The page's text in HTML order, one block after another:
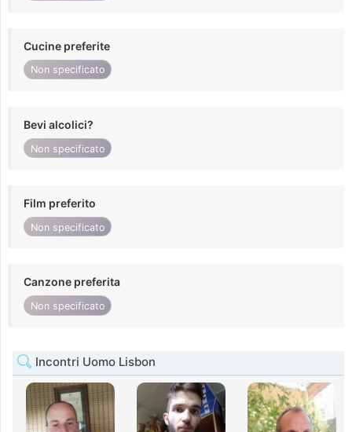
Cucine preferite
Non specificato
Bevi alcolici?
Non specificato
Film preferito
Non specificato
Canzone preferita
Non specificato
Incontri Uomo Lisbon